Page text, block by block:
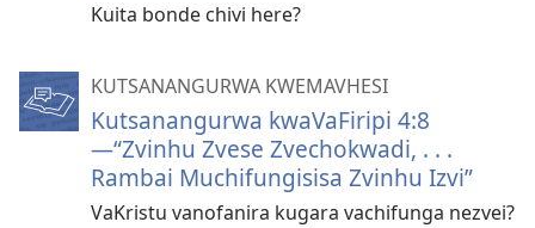
Kuita bonde chivi here?
KUTSANANGURWA KWEMAVHESI
Kutsanangurwa kwaVaFiripi 4:8
—“Zvinhu Zvese Zvechokwadi, . . .
Rambai Muchifungisisa Zvinhu Izvi”
VaKristu vanofanira kugara vachifunga nezvei?